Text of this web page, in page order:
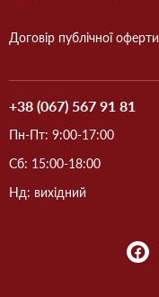
Договір публічної оферти
+38 (067) 567 91 81
Пн-Пт: 9:00-17:00
Сб: 15:00-18:00
Нд: вихідний